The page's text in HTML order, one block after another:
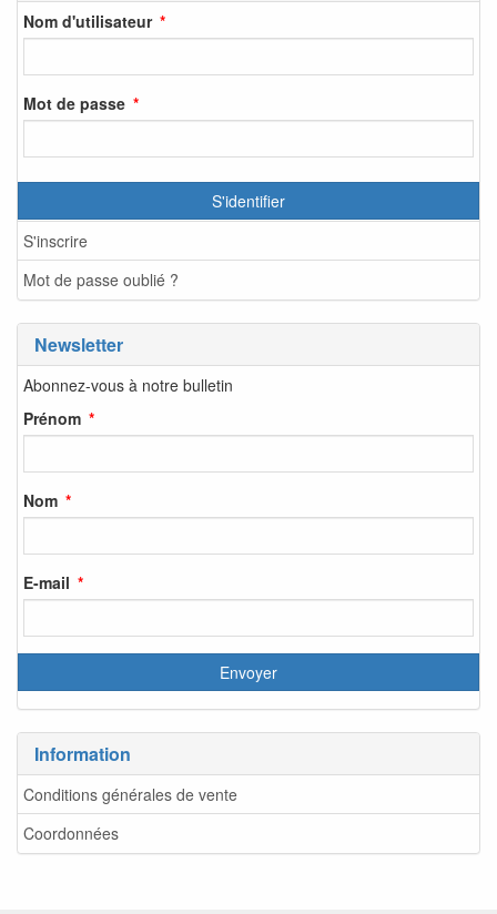
Nom d'utilisateur
Mot de passe
S'identifier
S'inscrire
Mot de passe oublié ?
Newsletter
Abonnez-vous à notre bulletin
Prénom
Nom
E-mail
Information
Conditions générales de vente
Coordonnées